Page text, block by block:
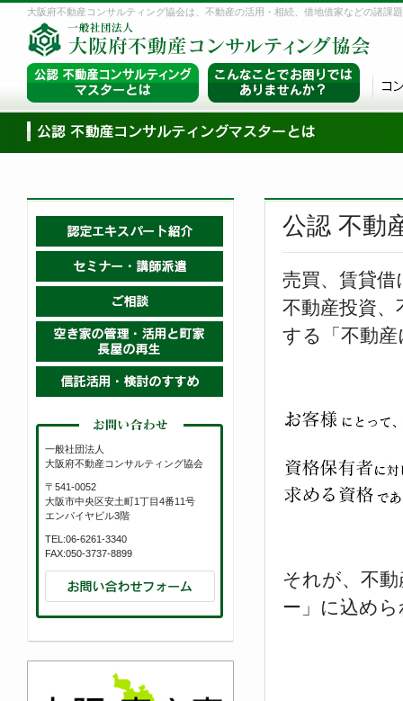
大阪府不動産コンサルティング協会は、不動産の活用・相続、借地借家などの諸課
公認 不動
売買、賃貸
不動産投資
する「不動
それが、不
ー」に込め
一般社団法人
大阪府不動産コンサルティング協会
〒541-0052
大阪市中央区安土町1丁目4番11号
エンパイヤビル3階
TEL:06-6261-3340
FAX:050-3737-8899